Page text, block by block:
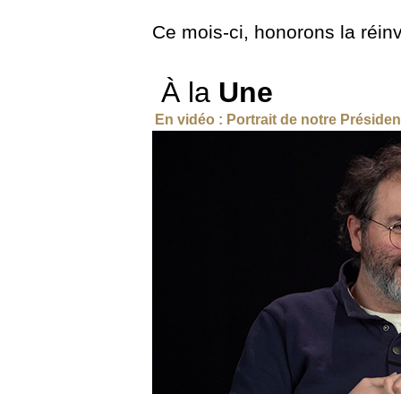
Ce mois-ci, honorons la
À la Une
En vidéo : Portrait de notre